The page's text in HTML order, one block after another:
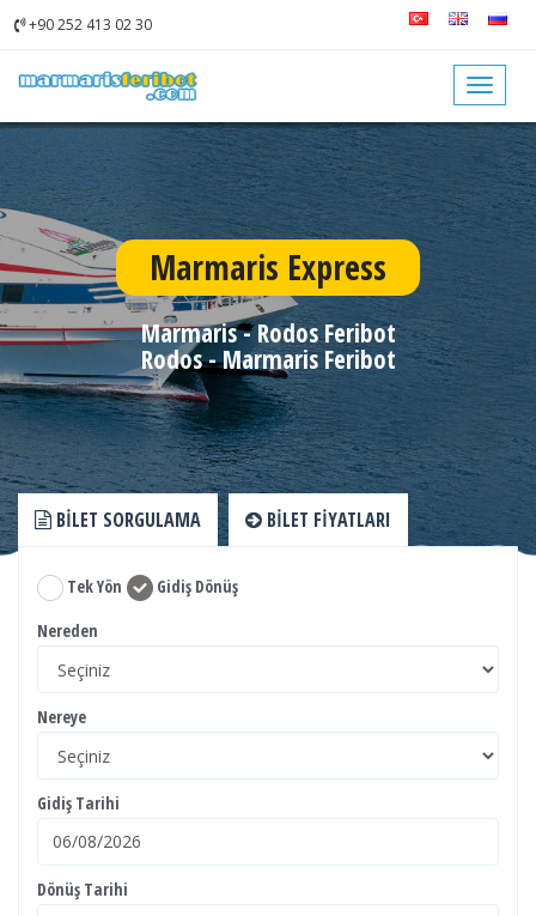
+90 252 413 02 30
Toggle
Marmaris Express
Marmaris - Rodos Feribot
Rodos - Marmaris Feribot
BILET SORGULAMA BILET FIYATLARI
Tek Yön
Gidiş Dönüş
Nereden
Nereye
Gidiş Tarihi
Dönüş Tarihi